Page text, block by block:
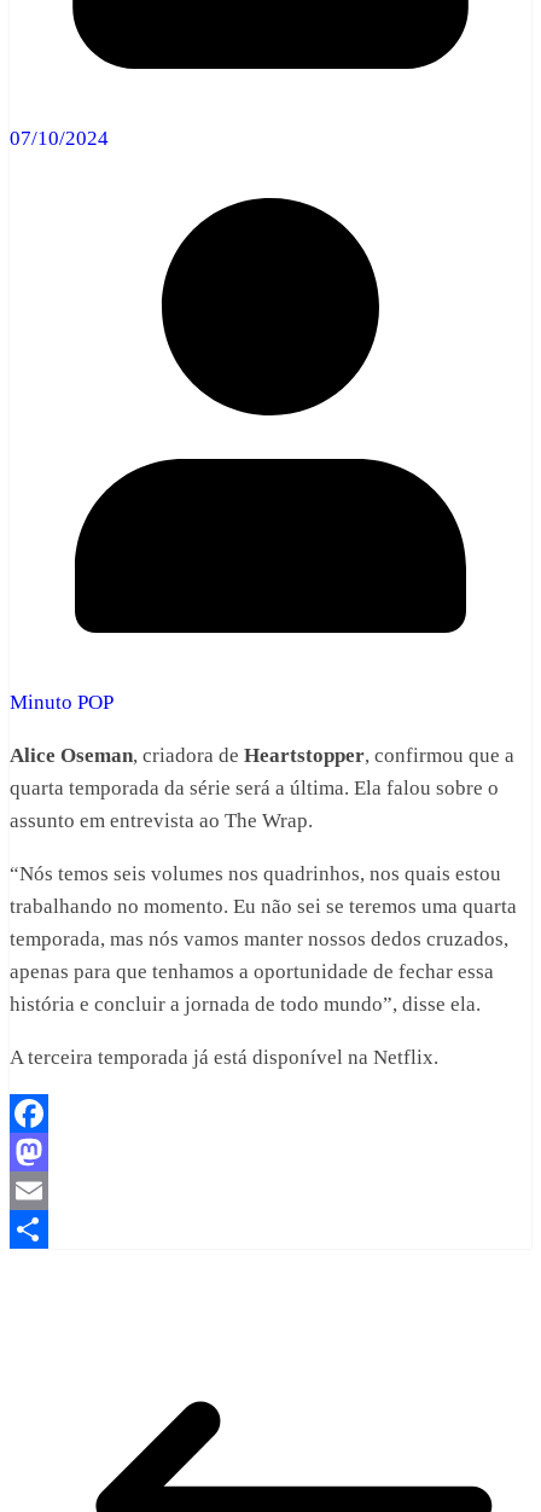
07/10/2024
Minuto POP
Alice Oseman, criadora de Heartstopper, confirmou que a
quarta temporada da série será a última. Ela falou sobre o
assunto em entrevista ao The Wrap.
“Nós temos seis volumes nos quadrinhos, nos quais estou
trabalhando no momento. Eu não sei se teremos uma quarta
temporada, mas nós vamos manter nossos dedos cruzados,
apenas para que tenhamos a oportunidade de fechar essa
história e concluir a jornada de todo mundo”, disse ela.
A terceira temporada já está disponível na Netflix.
Facebook
Mastodon
Email